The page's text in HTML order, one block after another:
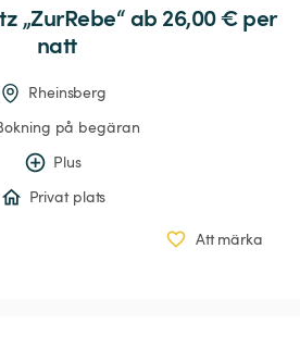
„ZurRebe“ ab 26,00 € per
natt
Rheinsberg
på begäran
Plus
Privat plats
Att märka